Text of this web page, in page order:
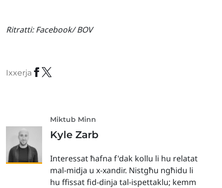
Ritratti: Facebook/ BOV
Ixxerja
Miktub Minn
Kyle Zarb
Interessat ħafna f'dak kollu li hu relatat
mal-midja u x-xandir. Nistgħu ngħidu li
hu ffissat fid-dinja tal-ispettaklu; kemm